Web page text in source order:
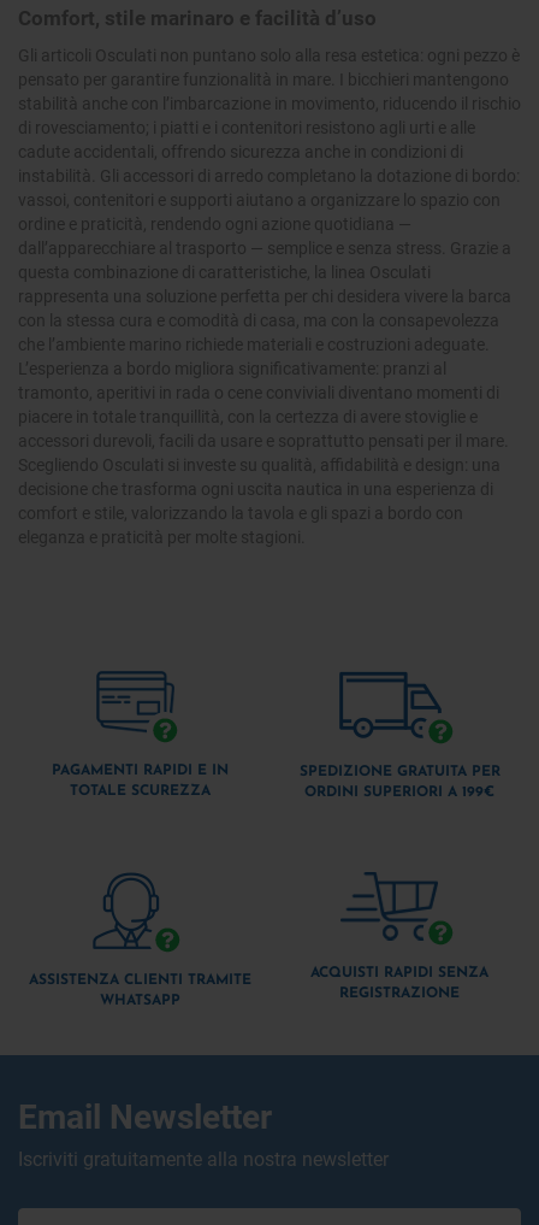
Comfort, stile marinaro e facilità d’uso
Gli articoli Osculati non puntano solo alla resa estetica: ogni pezzo è
pensato per garantire funzionalità in mare. I bicchieri mantengono
stabilità anche con l’imbarcazione in movimento, riducendo il rischio
di rovesciamento; i piatti e i contenitori resistono agli urti e alle
cadute accidentali, offrendo sicurezza anche in condizioni di
instabilità. Gli accessori di arredo completano la dotazione di bordo:
vassoi, contenitori e supporti aiutano a organizzare lo spazio con
ordine e praticità, rendendo ogni azione quotidiana —
dall’apparecchiare al trasporto — semplice e senza stress. Grazie a
questa combinazione di caratteristiche, la linea Osculati
rappresenta una soluzione perfetta per chi desidera vivere la barca
con la stessa cura e comodità di casa, ma con la consapevolezza
che l’ambiente marino richiede materiali e costruzioni adeguate.
L’esperienza a bordo migliora significativamente: pranzi al
tramonto, aperitivi in rada o cene conviviali diventano momenti di
piacere in totale tranquillità, con la certezza di avere stoviglie e
accessori durevoli, facili da usare e soprattutto pensati per il mare.
Scegliendo Osculati si investe su qualità, affidabilità e design: una
decisione che trasforma ogni uscita nautica in una esperienza di
comfort e stile, valorizzando la tavola e gli spazi a bordo con
eleganza e praticità per molte stagioni.
PAGAMENTI RAPIDI E IN
TOTALE SCUREZZA
SPEDIZIONE GRATUITA PER
ORDINI SUPERIORI A 199€
ASSISTENZA CLIENTI TRAMITE
WHATSAPP
ACQUISTI RAPIDI SENZA
REGISTRAZIONE
Email Newsletter
Iscriviti gratuitamente alla nostra newsletter